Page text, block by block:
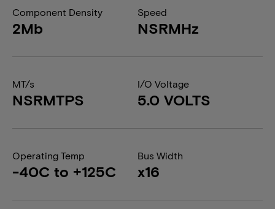
Component Density
2Mb
Speed
NSRMHz
MT/s
NSRMTPS
I/O Voltage
5.0 VOLTS
Operating Temp
-40C to +125C
Bus Width
x16